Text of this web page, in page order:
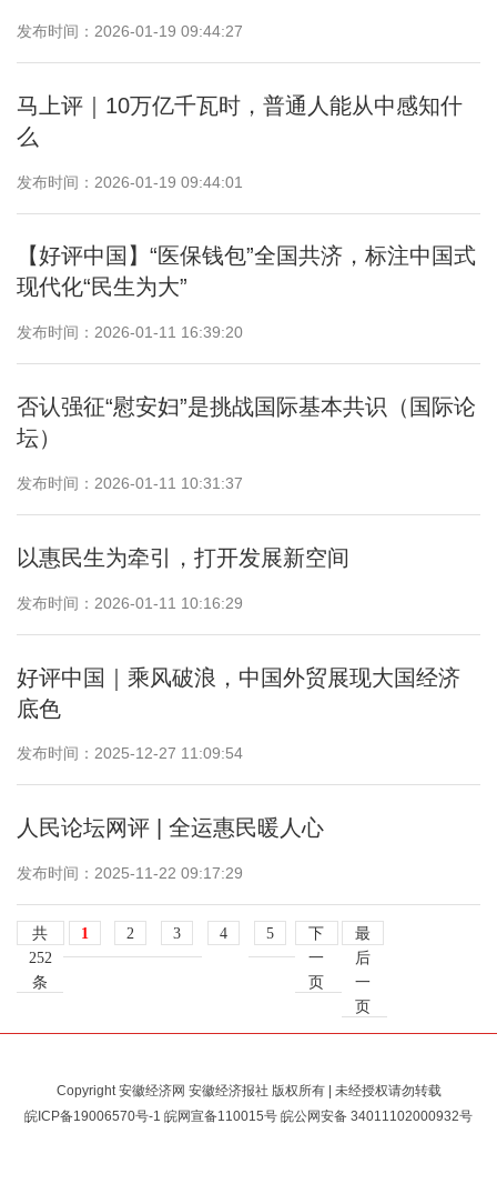
发布时间：2026-01-19 09:44:27
马上评｜10万亿千瓦时，普通人能从中感知什
么
发布时间：2026-01-19 09:44:01
【好评中国】“医保钱包”全国共济，标注中国式
现代化“民生为大”
发布时间：2026-01-11 16:39:20
否认强征“慰安妇”是挑战国际基本共识（国际论
坛）
发布时间：2026-01-11 10:31:37
以惠民生为牵引，打开发展新空间
发布时间：2026-01-11 10:16:29
好评中国｜乘风破浪，中国外贸展现大国经济
底色
发布时间：2025-12-27 11:09:54
人民论坛网评 | 全运惠民暖人心
发布时间：2025-11-22 09:17:29
共
252
条
1 2 3 4 5
下
一
页
最
后
一
页
Copyright 安徽经济网 安徽经济报社 版权所有 | 未经授权请勿转载
皖ICP备19006570号-1 皖网宣备110015号 皖公网安备 34011102000932号